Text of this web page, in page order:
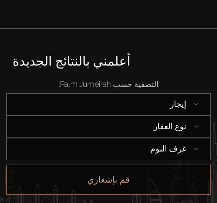
أعلمني بالنتائج الجديدة
التصفية حسب Palm Jumeirah:
إيجار
نوع العقار
غرف النوم
قم بإشعاري